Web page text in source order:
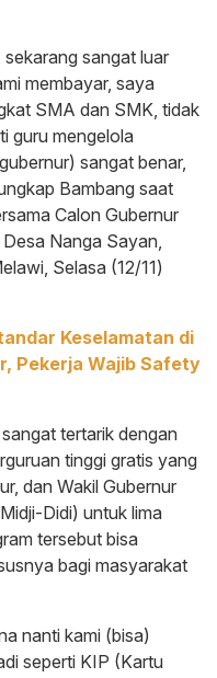
sangat luar
membayar, saya
SMA dan SMK, tidak
guru mengelola
sangat benar,
Bambang saat
Calon Gubernur
Nanga Sayan,
Selasa (12/11)
Keselamatan di
Pekerja Wajib Safety
tertarik dengan
tinggi gratis yang
dan Wakil Gubernur
Didi) untuk lima
tersebut bisa
bagi masyarakat
nanti kami (bisa)
seperti KIP (Kartu